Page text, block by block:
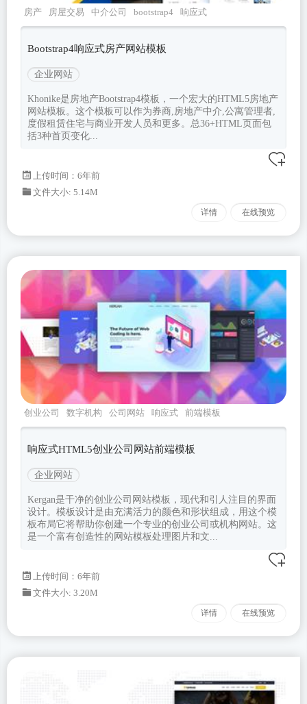
房产 房屋交易 中介公司 bootstrap4 响应式
Bootstrap4响应式房产网站模板
企业网站
Khonike是房地产Bootstrap4模板，一个宏大的HTML5房地产
网站模板。这个模板可以作为券商,房地产中介,公寓管理者,
度假租赁住宅与商业开发人员和更多。总36+HTML页面包
括3种首页变化...
上传时间：6年前
文件大小: 5.14M
详情 在线预览
创业公司 数字机构 公司网站 响应式 前端模板
响应式HTML5创业公司网站前端模板
企业网站
Kergan是干净的创业公司网站模板，现代和引人注目的界面
设计。模板设计是由充满活力的颜色和形状组成，用这个模
板布局它将帮助你创建一个专业的创业公司或机构网站。这
是一个富有创造性的网站模板处理图片和文...
上传时间：6年前
文件大小: 3.20M
详情 在线预览